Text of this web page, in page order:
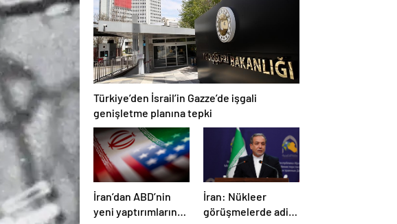
Türkiye’den İsrail’in Gazze’de işgali
genişletme planına tepki
İran’dan ABD’nin
yeni yaptırımlarına
İran: Nükleer
görüşmelerde adil